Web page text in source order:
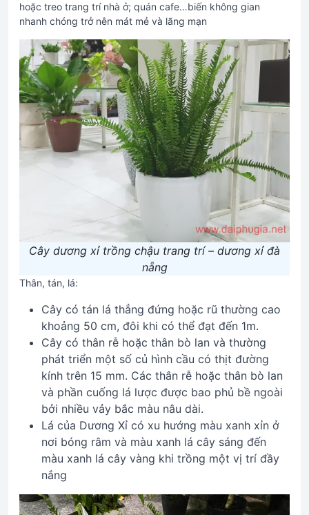
hoặc treo trang trí nhà ở; quán cafe…biến không gian
nhanh chóng trở nên mát mẻ và lãng mạn
Cây dương xỉ trồng chậu trang trí – dương xỉ đà
nẵng
Thân, tán, lá:
Cây có tán lá thẳng đứng hoặc rũ thường cao
khoảng 50 cm, đôi khi có thể đạt đến 1m.
Cây có thân rễ hoặc thân bò lan và thường
phát triển một số củ hình cầu có thịt đường
kính trên 15 mm. Các thân rễ hoặc thân bò lan
và phần cuống lá lược được bao phủ bề ngoài
bởi nhiều vảy bắc màu nâu dài.
Lá của Dương Xỉ có xu hướng màu xanh xỉn ở
nơi bóng râm và màu xanh lá cây sáng đến
màu xanh lá cây vàng khi trồng một vị trí đầy
nắng